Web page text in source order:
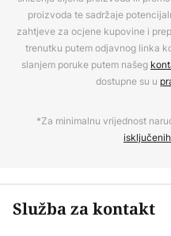
proizvoda te sadržaje
zahtjeve za ocjene kupovine i
trenutku putem odjavnog linka
slanjem poruke putem našeg
dostupne su u
*Za minimalnu vrijednost
Služba za kontakt